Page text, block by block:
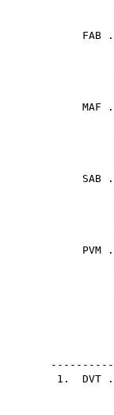
FAB
MAF
SAB
PVM
1. DVT